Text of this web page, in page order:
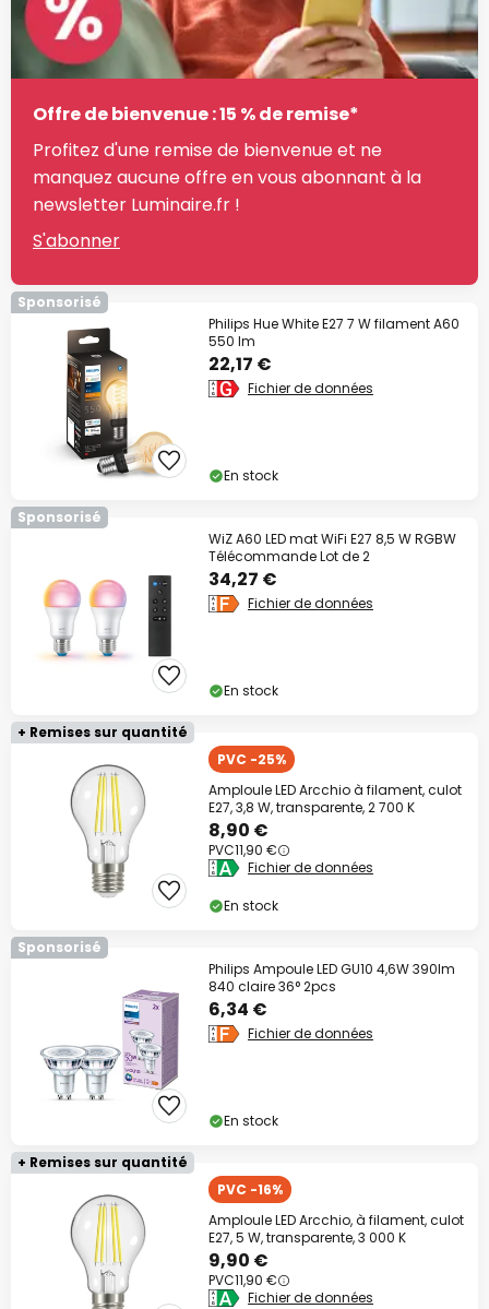
Offre de bienvenue : 15 % de remise*
Profitez d'une remise de bienvenue et ne
manquez aucune offre en vous abonnant à la
newsletter Luminaire.fr !
S'abonner
Sponsorisé
Philips Hue White E27 7 W filament A60
550 lm
22,17 €
Fichier de données
En stock
Sponsorisé
WiZ A60 LED mat WiFi E27 8,5 W RGBW
Télécommande Lot de 2
34,27 €
Fichier de données
En stock
+ Remises sur quantité
PVC -25%
Amploule LED Arcchio à filament, culot
E27, 3,8 W, transparente, 2 700 K
8,90 €
PVC11,90 €
Fichier de données
En stock
Sponsorisé
Philips Ampoule LED GU10 4,6W 390lm
840 claire 36° 2pcs
6,34 €
Fichier de données
En stock
+ Remises sur quantité
PVC -16%
Amploule LED Arcchio, à filament, culot
E27, 5 W, transparente, 3 000 K
9,90 €
PVC11,90 €
Fichier de données